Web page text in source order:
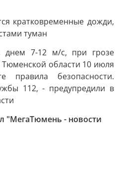
кратковременные дожди,
туман
7-12 м/с, при грозе
области 10 июля
правила безопасности.
112, - предупредили в
"МегаТюмень - новости